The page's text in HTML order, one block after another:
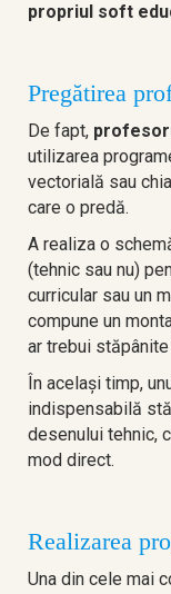
propriul soft
Pregătirea
De fapt,
utilizarea
vectorială sau
care o predă.
A realiza o
(tehnic sau nu)
curricular sau un
compune un
ar trebui
În același timp,
indispensabilă
desenului tehnic,
mod direct.
Realizarea
Una din cele mai